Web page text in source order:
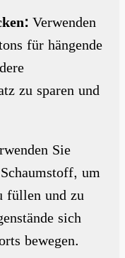
Verwenden
für hängende
zu sparen und
Sie
um
füllen und zu
sich
bewegen.